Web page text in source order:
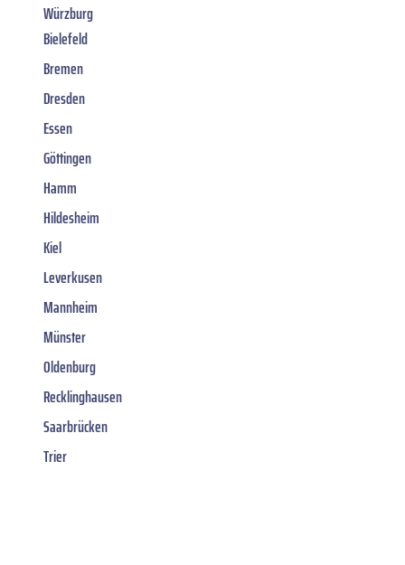
Würzburg
Bielefeld
Bremen
Dresden
Essen
Göttingen
Hamm
Hildesheim
Kiel
Leverkusen
Mannheim
Münster
Oldenburg
Recklinghausen
Saarbrücken
Trier